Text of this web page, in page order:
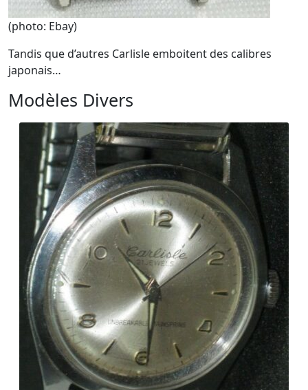
(photo: Ebay)
Tandis que d’autres Carlisle emboitent des calibres
japonais…
Modèles Divers